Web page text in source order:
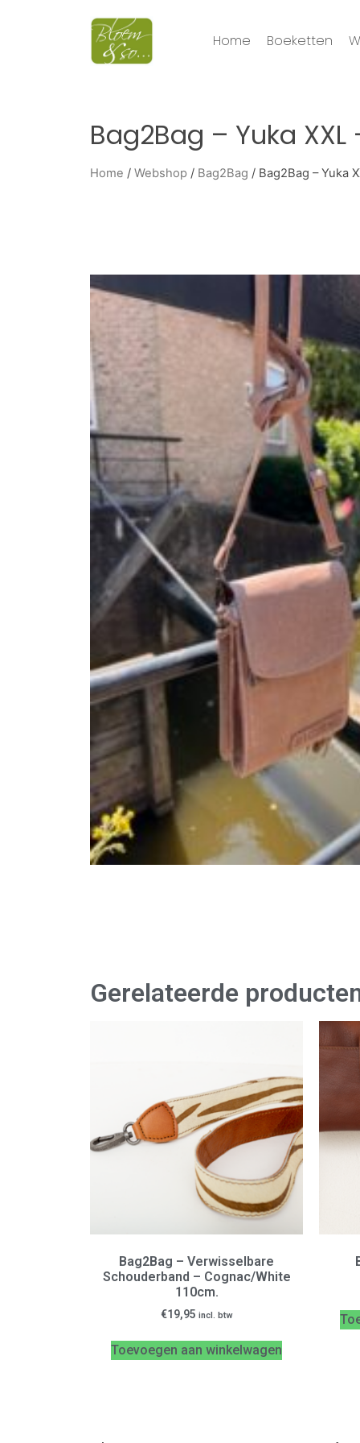
Home Boeketten
Bag2Bag – Yuka
Home / Webshop / Bag2Bag / Bag2Bag – Yuka
Gerelateerde
Bag2Bag – Verwisselbare
Schouderband – Cognac/White
110cm.
€19,95 incl. btw
Toevoegen aan winkelwagen